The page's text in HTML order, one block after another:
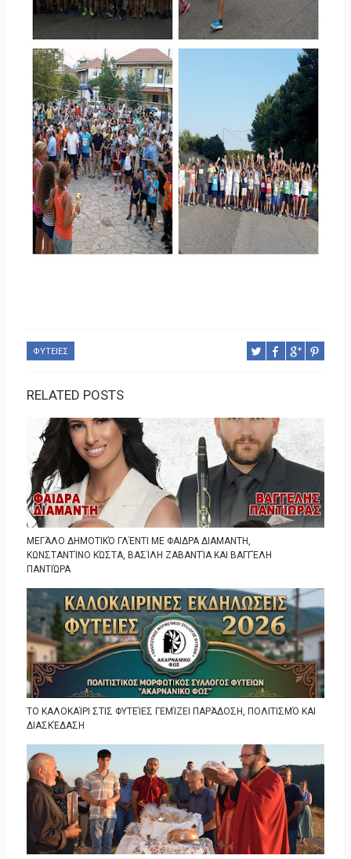
ΦΥΤΕΙΕΣ
RELATED POSTS
ΜΕΓΆΛΟ ΔΗΜΟΤΙΚΌ ΓΛΈΝΤΙ ΜΕ ΦΑΙΔΡΑ ΔΙΑΜΑΝΤΗ,
ΚΩΝΣΤΑΝΤΊΝΟ ΚΏΣΤΑ, ΒΑΣΊΛΗ ΖΑΒΑΝΤΊΑ ΚΑΙ ΒΑΓΓΈΛΗ
ΠΑΝΤΙΏΡΑ
ΤΟ ΚΑΛΟΚΑΊΡΙ ΣΤΙΣ ΦΥΤΕΊΕΣ ΓΕΜΊΖΕΙ ΠΑΡΆΔΟΣΗ, ΠΟΛΙΤΙΣΜΌ ΚΑΙ
ΔΙΑΣΚΈΔΑΣΗ